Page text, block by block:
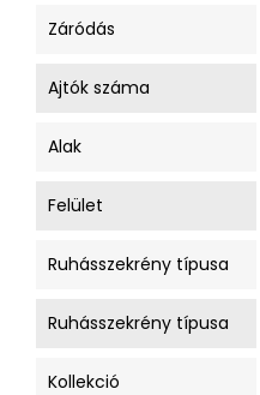
Záródás
Ajtók száma
Alak
Felület
Ruhásszekrény típusa
Ruhásszekrény típusa
Kollekció